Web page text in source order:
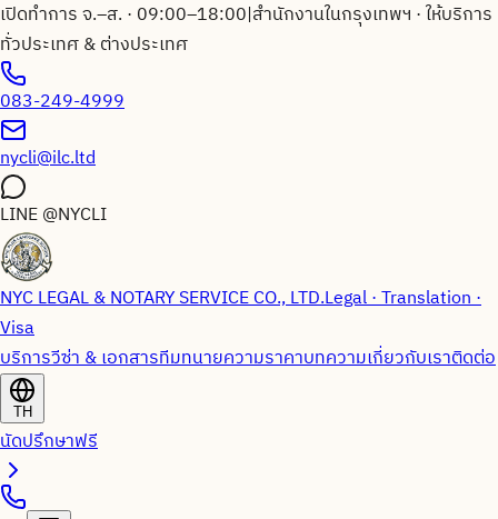
เปิดทำการ จ.–ส. · 09:00–18:00|สำนักงานในกรุงเทพฯ · ให้บริการ
ทั่วประเทศ & ต่างประเทศ
083-249-4999
nycli@ilc.ltd
LINE@NYCLI
NYC LEGAL & NOTARY SERVICE CO., LTD.Legal · Translation ·
Visa
บริการวีซ่า & เอกสารทีมทนายความราคาบทความเกี่ยวกับเราติดต่อ
TH
นัดปรึกษาฟรี